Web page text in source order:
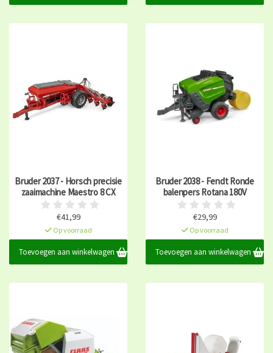
Bruder 2037 - Horsch precisie
zaaimachine Maestro 8 CX
€41,99
Op voorraad
Toevoegen aan winkelwagen
Bruder 2038 - Fendt Ronde
balenpers Rotana 180V
€29,99
Op voorraad
Toevoegen aan winkelwagen